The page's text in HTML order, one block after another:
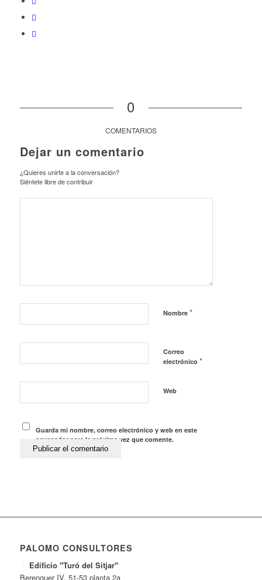
0
COMENTARIOS
Dejar un comentario
¿Quieres unirte a la conversación?
Siéntete libre de contribuir
Nombre *
Correo
electrónico *
Web
Guarda mi nombre, correo electrónico y web en este
navegador para la próxima vez que comente.
PALOMO CONSULTORES
Edificio "Turó del Sitjar"
Berenguer IV, 51-53 planta 2a